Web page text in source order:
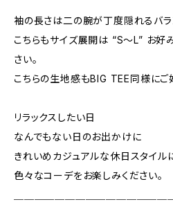
袖の長さは二の腕が丁度隠れるバラ
こちらもサイズ展開は “S～L” お好
さい。
こちらの生地感もBIG TEE同様にご
リラックスしたい日
なんでもない日のお出かけに
きれいめカジュアルな休日スタイル
色々なコーデをお楽しみください。